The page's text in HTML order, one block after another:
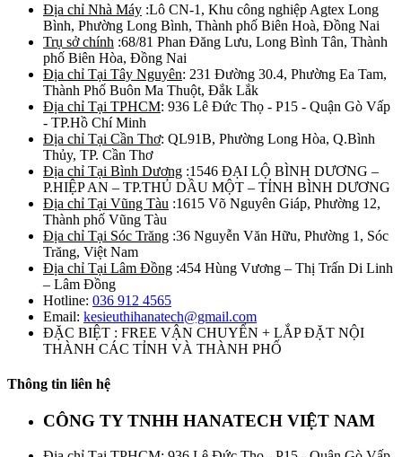
Địa chỉ Nhà Máy :Lô CN-1, Khu công nghiệp Agtex Long
Bình, Phường Long Bình, Thành phố Biên Hoà, Đồng Nai
Trụ sở chính :68/81 Phan Đăng Lưu, Long Bình Tân, Thành
phố Biên Hòa, Đồng Nai
Địa chỉ Tại Tây Nguyên: 231 Đường 30.4, Phường Ea Tam,
Thành Phố Buôn Ma Thuột, Đắk Lắk
Địa chỉ Tại TPHCM: 936 Lê Đức Thọ - P15 - Quận Gò Vấp
- TP.Hồ Chí Minh
Địa chỉ Tại Cần Thơ: QL91B, Phường Long Hòa, Q.Bình
Thủy, TP. Cần Thơ
Địa chỉ Tại Bình Dương :1546 ĐẠI LỘ BÌNH DƯƠNG –
P.HIỆP AN – TP.THỦ DẦU MỘT – TỈNH BÌNH DƯƠNG
Địa chỉ Tại Vũng Tàu :1615 Võ Nguyên Giáp, Phường 12,
Thành phố Vũng Tàu
Địa chỉ Tại Sóc Trăng :36 Nguyễn Văn Hữu, Phường 1, Sóc
Trăng, Việt Nam
Địa chỉ Tại Lâm Đồng :454 Hùng Vương – Thị Trấn Di Linh
– Lâm Đồng
Hotline: 036 912 4565
Email: kesieuthihanatech@gmail.com
ĐẶC BIỆT : FREE VẬN CHUYỂN + LẮP ĐẶT NỘI
THÀNH CÁC TỈNH VÀ THÀNH PHỐ
Thông tin liên hệ
CÔNG TY TNHH HANATECH VIỆT NAM